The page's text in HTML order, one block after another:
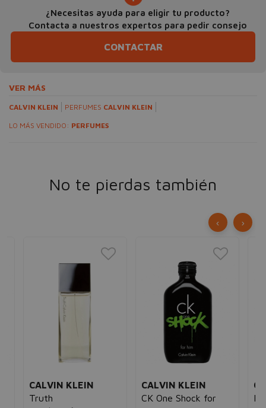
¿Necesitas ayuda para eligir tu producto?
Contacta a nuestros expertos para pedir consejo
CONTACTAR
VER MÁS
CALVIN KLEIN PERFUMES CALVIN KLEIN
LO MÁS VENDIDO: PERFUMES
No te pierdas también
CALVIN KLEIN
Truth
CALVIN KLEIN
CK One Shock for
‹ ›